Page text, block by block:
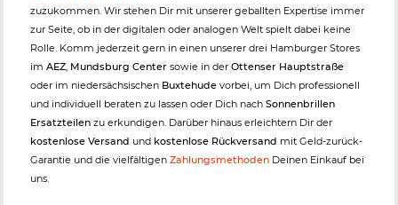
zuzukommen. Wir stehen Dir mit unserer geballten Expertise immer
zur Seite, ob in der digitalen oder analogen Welt spielt dabei keine
Rolle. Komm jederzeit gern in einen unserer drei Hamburger Stores
im AEZ, Mundsburg Center sowie in der Ottenser Hauptstraße
oder im niedersächsischen Buxtehude vorbei, um Dich professionell
und individuell beraten zu lassen oder Dich nach Sonnenbrillen
Ersatzteilen zu erkundigen. Darüber hinaus erleichtern Dir der
kostenlose Versand und kostenlose Rückversand mit Geld-zurück-
Garantie und die vielfältigen Zahlungsmethoden Deinen Einkauf bei
uns.